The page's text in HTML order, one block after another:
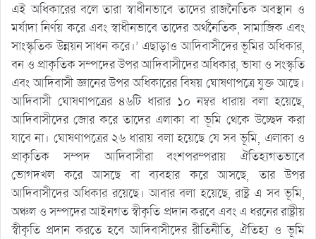
এই অধিকারের বলে তারা স্বাধীনভাবে তাদের রাজনৈতিক অবস্থান ও
মর্যাদা নির্ণয় করে এবং স্বাধীনভাবে তাদের অর্থনৈতিক, সামাজিক এবং
সাংস্কৃতিক উন্নয়ন সাধন করে।’ এছাড়াও আদিবাসীদের ভূমির অধিকার,
বন ও প্রাকৃতিক সম্পদের উপর আদিবাসীদের অধিকার, ভাষা ও সংস্কৃতি
এবং আদিবাসী জ্ঞানের উপর অধিকারের বিষয় ঘোষণাপত্রে যুক্ত আছে।
আদিবাসী ঘোষণাপত্রের ৪৬টি ধারার ১০ নম্বর ধারায় বলা হয়েছে,
আদিবাসীদের জোর করে তাদের এলাকা বা ভূমি থেকে উচ্ছেদ করা
যাবে না। ঘোষণাপত্রের ২৬ ধারায় বলা হয়েছে যে সব ভূমি, এলাকা ও
প্রাকৃতিক সম্পদ আদিবাসীরা বংশপরম্পরায় ঐতিহ্যগতভাবে
ভোগদখল করে আসছে বা ব্যবহার করে আসছে, তার উপর
আদিবাসীদের অধিকার রয়েছে। আবার বলা হয়েছে, রাষ্ট্র এ সব ভূমি,
অঞ্চল ও সম্পদের আইনগত স্বীকৃতি প্রদান করবে এবং এ ধরনের রাষ্ট্রীয়
স্বীকৃতি প্রদান করতে হবে আদিবাসীদের রীতিনীতি, ঐতিহ্য ও ভূমি